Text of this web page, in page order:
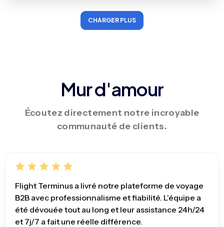
CHARGER PLUS
Mur d'amour
Écoutez directement notre incroyable
communauté de clients.
Flight Terminus a livré notre plateforme de voyage
B2B avec professionnalisme et fiabilité. L'équipe a
été dévouée tout au long et leur assistance 24h/24
et 7j/7 a fait une réelle différence.